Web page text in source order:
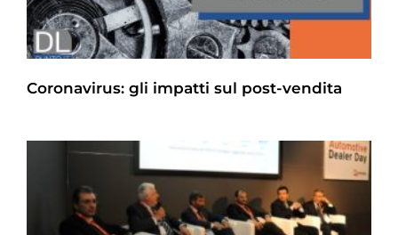
Coronavirus: gli impatti sul post-vendita